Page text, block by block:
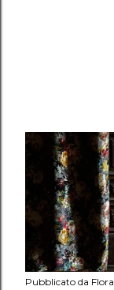
Pubblicato da Flora